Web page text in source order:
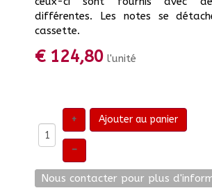
différentes. Les notes se
cassette.
€ 124,80 l'unité
+
–
Ajouter au panier